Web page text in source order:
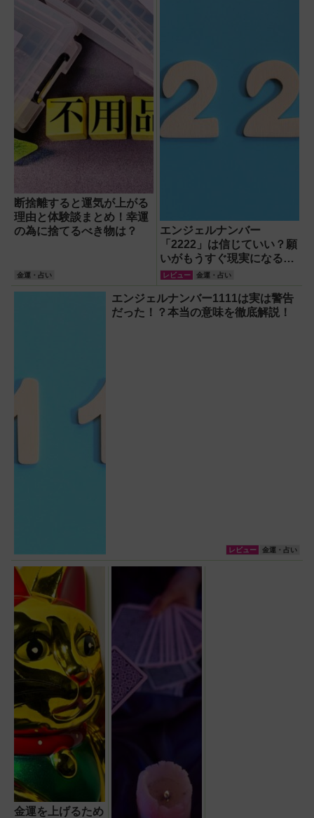
断捨離すると運気が上がる
理由と体験談まとめ！幸運
の為に捨てるべき物は？
金運・占い
エンジェルナンバー
「2222」は信じていい？願
いがもうすぐ現実になる？
叶いやすい日付も紹介
レビュー 金運・占い
エンジェルナンバー1111は実は警告
だった！？本当の意味を徹底解説！
レビュー 金運・占い
金運を上げるため